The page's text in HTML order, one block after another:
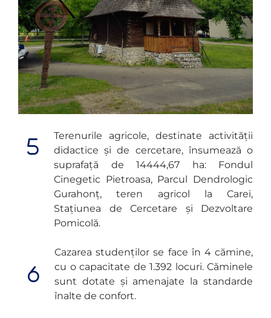
Terenurile agricole, destinate activității
didactice și de cercetare, însumează o
suprafață de 14444,67 ha: Fondul
Cinegetic Pietroasa, Parcul Dendrologic
Gurahonț, teren agricol la Carei,
Stațiunea de Cercetare și Dezvoltare
Pomicolă.
Cazarea studenților se face în 4 cămine,
cu o capacitate de 1.392 locuri. Căminele
sunt dotate și amenajate la standarde
înalte de confort.